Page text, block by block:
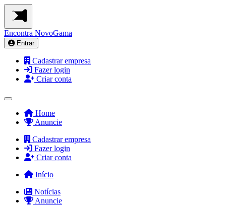
Encontra NovoGama
Entrar
Cadastrar empresa
Fazer login
Criar conta
Home
Anuncie
Cadastrar empresa
Fazer login
Criar conta
Início
Notícias
Anuncie